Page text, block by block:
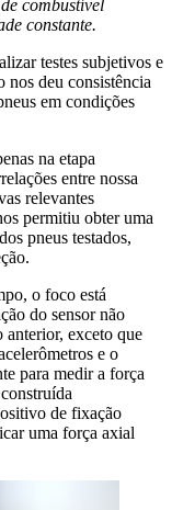
combustível
constante.
testes subjetivos e
nos deu consistência
em condições
na etapa
entre nossa
relevantes
permitiu obter uma
pneus testados,
o foco está
do sensor não
exceto que
e o
para medir a força
de fixação
uma força axial